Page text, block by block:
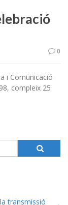
0
i Comunicació
compleix 25
transmissió